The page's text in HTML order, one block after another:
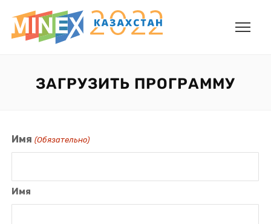
ЗАГРУЗИТЬ ПРОГРАММУ
Имя (Обязательно)
Имя